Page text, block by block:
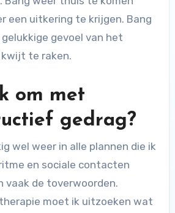
een uitkering te krijgen. Bang
gevoel van het
te raken.
om met
gedrag?
wel weer in alle plannen die ik
en sociale contacten
vaak de toverwoorden.
moet ik uitzoeken wat